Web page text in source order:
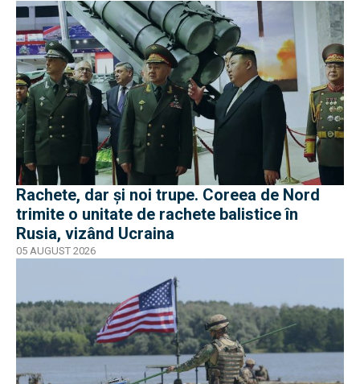
Rachete, dar și noi trupe. Coreea de Nord
trimite o unitate de rachete balistice în
Rusia, vizând Ucraina
05 AUGUST 2026